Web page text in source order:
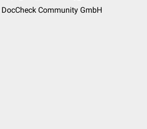
DocCheck Community GmbH